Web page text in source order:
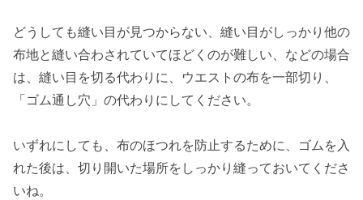
どうしても縫い目が見つからない、縫い目がしっかり他の
布地と縫い合わされていてほどくのが難しい、などの場合
は、縫い目を切る代わりに、ウエストの布を一部切り、
「ゴム通し穴」の代わりにしてください。
いずれにしても、布のほつれを防止するために、ゴムを入
れた後は、切り開いた場所をしっかり縫っておいてくださ
いね。